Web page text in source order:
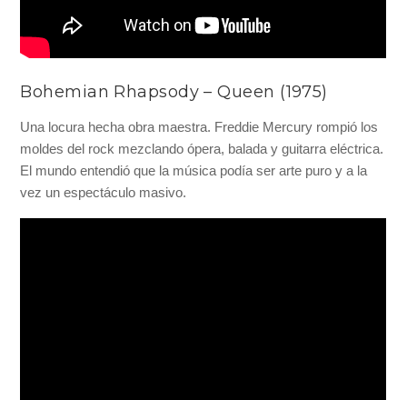
Bohemian Rhapsody – Queen (1975)
Una locura hecha obra maestra. Freddie Mercury rompió los
moldes del rock mezclando ópera, balada y guitarra eléctrica.
El mundo entendió que la música podía ser arte puro y a la
vez un espectáculo masivo.